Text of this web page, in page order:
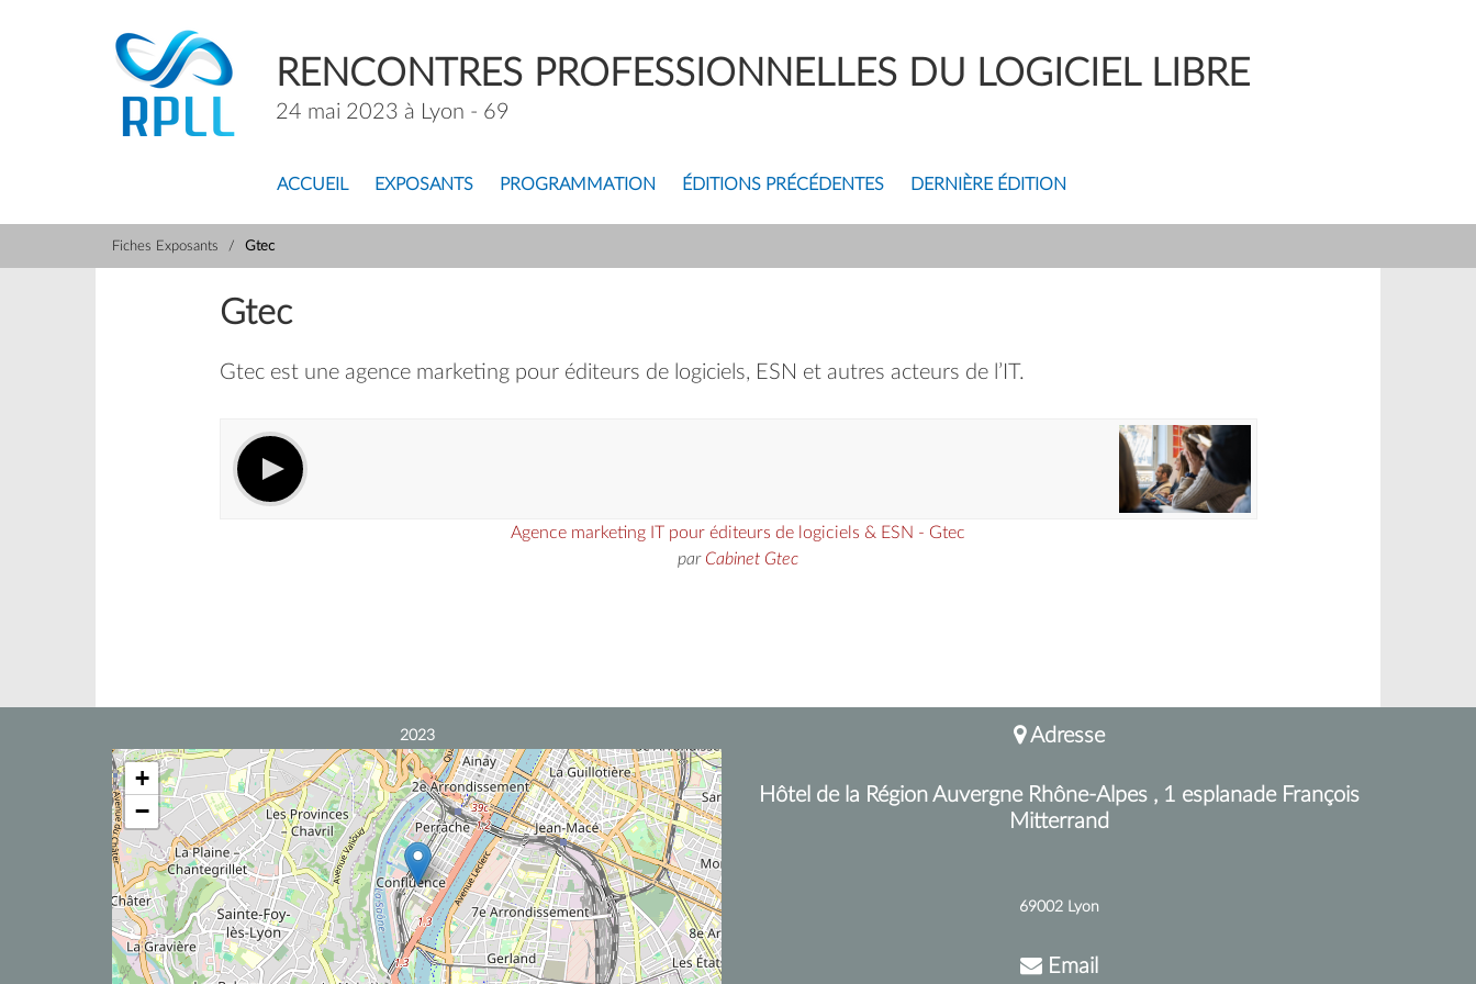
RENCONTRES PROFESSIONNELLES DU LOGICIEL LIBRE
24 mai 2023 à Lyon - 69
ACCUEIL EXPOSANTS PROGRAMMATION ÉDITIONS PRÉCÉDENTES DERNIÈRE ÉDITION
Fiches Exposants Gtec
Gtec
Gtec est une agence marketing pour éditeurs de logiciels, ESN et autres acteurs de l’IT.
Agence marketing IT pour éditeurs de logiciels & ESN - Gtec
par Cabinet Gtec
2023
+
−
Adresse
Hôtel de la Région Auvergne Rhône-Alpes , 1 esplanade François
Mitterrand
69002 Lyon
Email